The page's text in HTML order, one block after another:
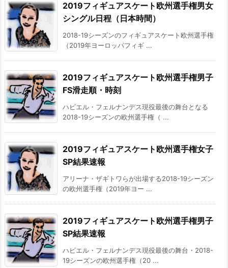
2019フィギュアスケート欧州選手権男女
シングル日程（日本時間）
2018-19シーズンのフィギュアスケート欧州選手権
（2019年ヨーロッパフィギ ...
2019フィギュアスケート欧州選手権男子
FS滑走順・時刻
ハビエル・フェルナンデス現役最後の舞台となる
2018-19シーズンの欧州選手権（ ...
2019フィギュアスケート欧州選手権女子
SP結果速報
アリーナ・ザギトワらが出場する2018-19シーズン
の欧州選手権（2019年ヨー ...
2019フィギュアスケート欧州選手権男子
SP結果速報
ハビエル・フェルナンデス現役最後の舞台・2018-
19シーズンの欧州選手権（20 ...